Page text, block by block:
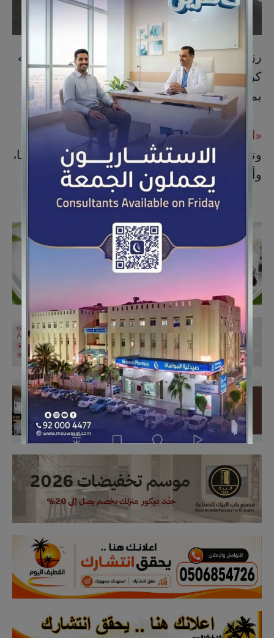
رزق محمد علي مكي آل خليف ( العوامية
)، وحرمه
كريمة الحاج أحمد علي المادح (حلة محيش )،
بمولوديهما التوأم «علي» و«نبأ».
«القطيف اليوم»تبارك لهما قدوم المولودين،
وتسأل الله أن يجعلهما من مواليد السعادة والرضا،
وأن يقرّ بهما عيني والديهما.